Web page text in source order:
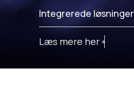
Integrerede løsninger
Læs mere her